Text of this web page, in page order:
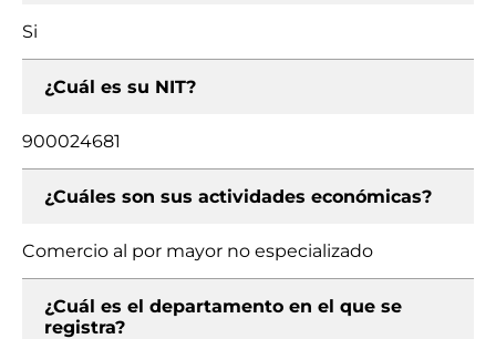
Si
¿Cuál es su NIT?
900024681
¿Cuáles son sus actividades económicas?
Comercio al por mayor no especializado
¿Cuál es el departamento en el que se
registra?